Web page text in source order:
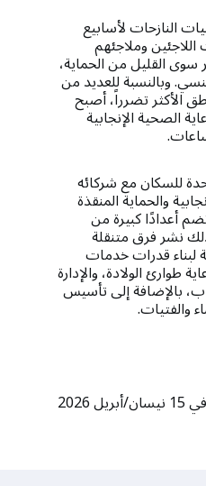
النازحات لأسابيع
وملاجئهم
سوى القليل من الحماية،
وبالنسبة للعديد من
الأكثر تضرراً، أصبح
الصحية الإنجابية
للسكان مع شركائه
والحماية المنقذة
أعدادًا كبيرة من
نشر فرق متنقلة
لبناء قدرات خدمات
طوارئ الولادة، والإدارة
بالإضافة إلى تأسيس
والفتيات.